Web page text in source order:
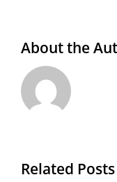
About the
Related Posts